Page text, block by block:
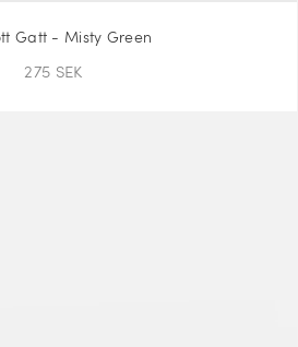
Gatt - Misty Green
275 SEK